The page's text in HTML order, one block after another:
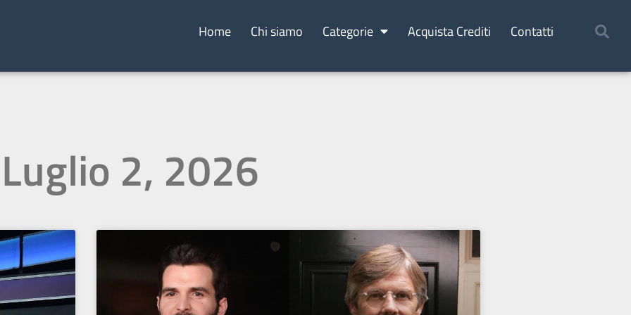
Home Chi siamo Categorie Acquista Crediti Contatti
2, 2026